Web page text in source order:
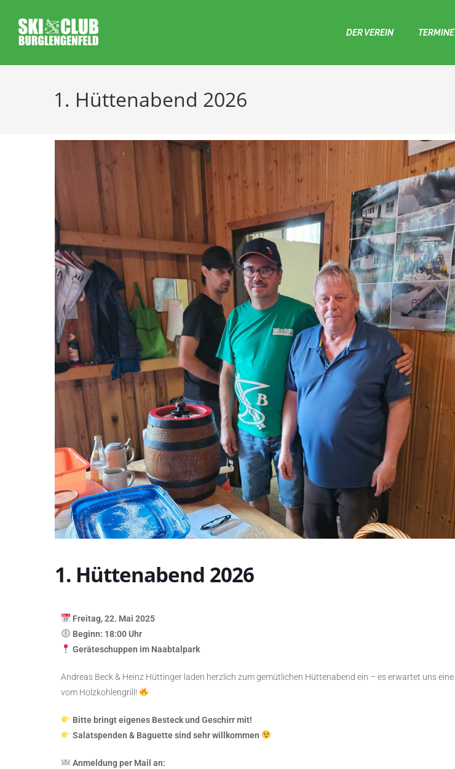
DER VEREIN TERMINE
1. Hüttenabend 2026
1. Hüttenabend 2026
Freitag, 22. Mai 2025
Beginn: 18:00 Uhr
Geräteschuppen im Naabtalpark
Andreas Beck & Heinz Hüttinger laden herzlich zum gemütlichen Hüttenabend ein – es erwartet uns eine
vom Holzkohlengrill!
Bitte bringt eigenes Besteck und Geschirr mit!
Salatspenden & Baguette sind sehr willkommen
Anmeldung per Mail an: